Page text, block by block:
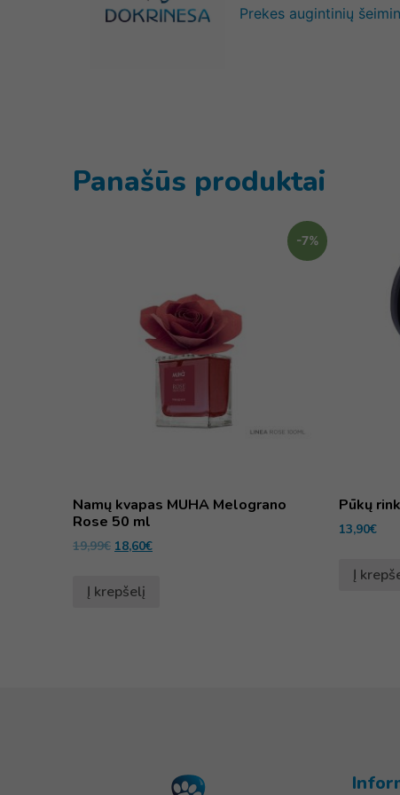
Prekes augintinių
Panašūs produktai
-7%
Namų kvapas MUHA Melograno
Rose 50 ml
19,99€ 18,60€
Į krepšelį
Pūkų
13,90€
Į